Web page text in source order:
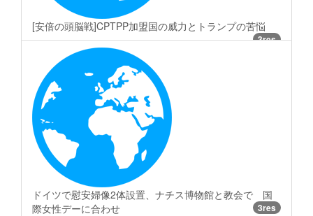
[安倍の頭脳戦]CPTPP加盟国の威力とトランプの苦悩
3res
ドイツで慰安婦像2体設置、ナチス博物館と教会で 国
際女性デーに合わせ
3res